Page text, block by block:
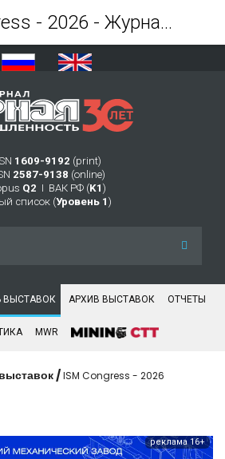
1609-9192 (print)
2587-9138 (online)
Q2 Ι ВАК РФ (K1 )
список (Уровень 1 )
ВЫСТАВОК АРХИВ ВЫСТАВОК ОТЧЕТЫ
MWR
/ISM Congress - 2026
реклама 16+
ISM Congress - 2026 - Журнал Горная промышленность